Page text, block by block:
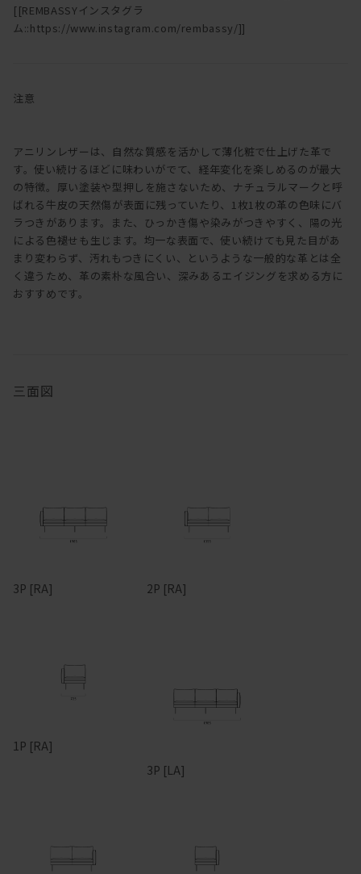
[[REMBASSYインスタグラ
ム::https://www.instagram.com/rembassy/]]
注意
アニリンレザーは、自然な質感を活かして薄化粧で仕上げた革で
す。使い続けるほどに味わいがでて、経年変化を楽しめるのが最大
の特徴。厚い塗装や型押しを施さないため、ナチュラルマークと呼
ばれる牛皮の天然傷が表面に残っていたり、1枚1枚の革の色味にバ
ラつきがあります。また、ひっかき傷や染みがつきやすく、陽の光
による色褪せも生じます。均一な表面で、使い続けても見た目があ
まり変わらず、汚れもつきにくい、というような一般的な革とは全
く違うため、革の素朴な風合い、深みあるエイジングを求める方に
おすすめです。
三面図
3P [RA] 2P [RA]
1P [RA]
3P [LA]